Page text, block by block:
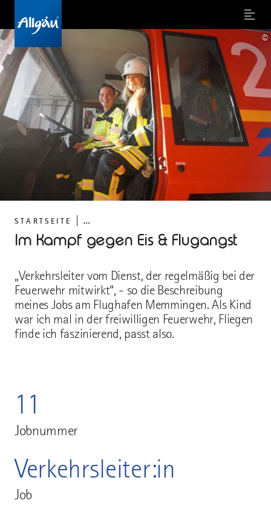
Menu
©
STARTSEITE ...
Im Kampf gegen Eis & Flugangst
„Verkehrsleiter vom Dienst, der regelmäßig bei der
Feuerwehr mitwirkt“, - so die Beschreibung
meines Jobs am Flughafen Memmingen. Als Kind
war ich mal in der freiwilligen Feuerwehr, Fliegen
finde ich faszinierend, passt also.
11
Jobnummer
Verkehrsleiter:in
Job